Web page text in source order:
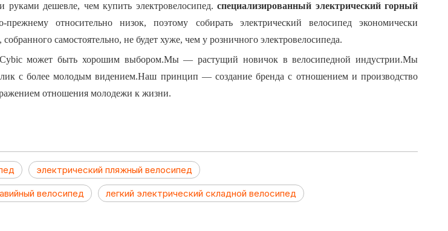
руками дешевле, чем купить электровелосипед. специализированный электрический горный
относительно низок, поэтому собирать электрический велосипед экономически
самостоятельно, не будет хуже, чем у розничного электровелосипеда.
Cybic может быть хорошим выбором.Мы — растущий новичок в велосипедной индустрии.Мы
с более молодым видением.Наш принцип — создание бренда с отношением и производство
отношения молодежи к жизни.
электрический пляжный велосипед
велосипед легкий электрический складной велосипед